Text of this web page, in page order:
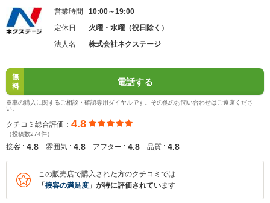
営業時間
10:00～19:00
定休日
火曜・水曜（祝日除く）
法人名
株式会社ネクステージ
無
料
電話する
※車の購入に関するご相談・確認専用ダイヤルです。その他のお問い合わせはご遠慮くださ
い。
クチコミ総合評価： 4.8
（投稿数274件）
接客 : 4.8 雰囲気 : 4.8 アフター : 4.8 品質 : 4.8
この販売店で購入された方のクチコミでは
「 接客の満足度 」が特に評価されています